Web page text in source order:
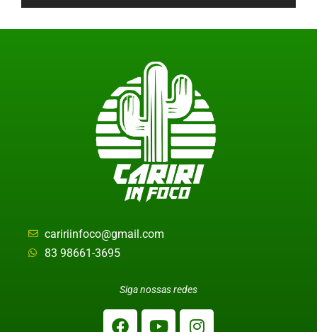
caririinfoco@gmail.com
83 98661-3695
Siga nossas redes